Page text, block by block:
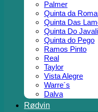
Palmer
Quinta da
Quinta Das
Quinta Do Javali
Quinta do Pego
Ramos Pinto
Real
Taylor
Vista Alegre
Warre´s
Dalva
Rødvin